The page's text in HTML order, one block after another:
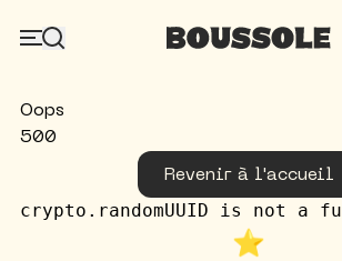
Oops
500
Revenir à l'accueil
crypto.randomUUID is not a
⭐️